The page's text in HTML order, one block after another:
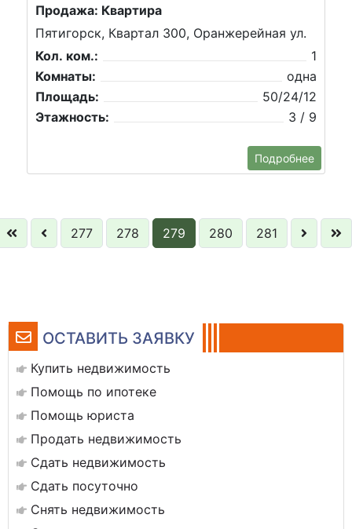
ОСТАВИТЬ ЗАЯВКУ
Купить недвижимость
Помощь по ипотеке
Помощь юриста
Продать недвижимость
Сдать недвижимость
Сдать посуточно
Снять недвижимость
Продажа: Квартира
Пятигорск, Квартал 300, Оранжерейная ул.
Кол. ком.:
1
Комнаты:
одна
Площадь:
50/24/12
Этажность:
3 / 9
Подробнее
277 278 279 280 281